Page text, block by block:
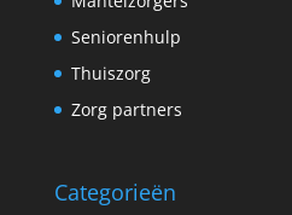
Seniorenhulp
Thuiszorg
Zorg partners
Categorieën